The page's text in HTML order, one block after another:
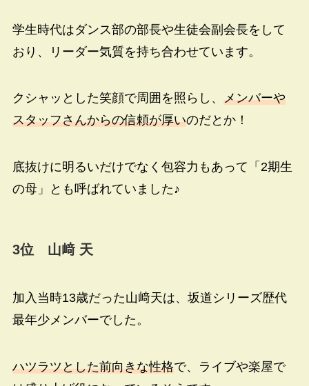
学生時代はダンス部の部長や生徒会副会長をして
おり、リーダー気質を持ち合わせています。
クシャッとした笑顔で周囲を照らし、 メンバーや
スタッフさんからの信頼が厚いのだとか！
底抜けに明るいだけでなく包容力もあって「 2期生
の母」とも呼ばれていました♪
3位 山﨑 天
加入当時13歳だった山﨑天は、坂道シリーズ歴代
最年少メンバーでした。
ハツラツとした前向きな性格で、ライブや楽屋で